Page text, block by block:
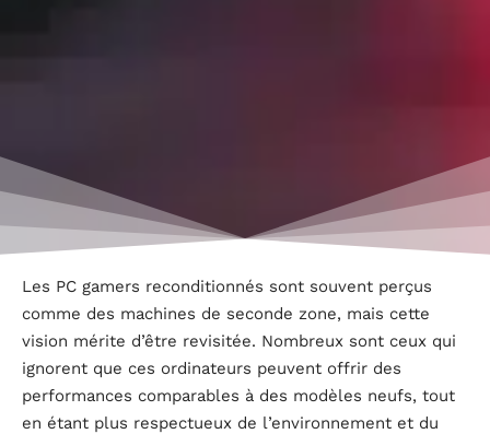
Les PC gamers reconditionnés sont souvent perçus
comme des machines de seconde zone, mais cette
vision mérite d’être revisitée. Nombreux sont ceux qui
ignorent que ces ordinateurs peuvent offrir des
performances comparables à des modèles neufs, tout
en étant plus respectueux de l’environnement et du